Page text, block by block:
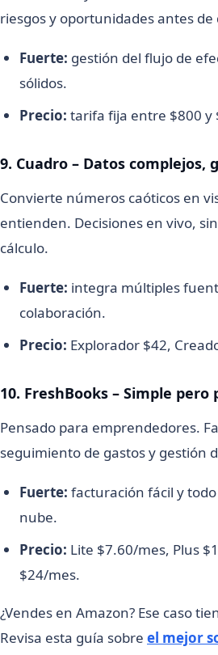
riesgos y oportunidades antes
Fuerte: gestión del flujo de
sólidos.
Precio: tarifa fija entre $800 y
9. Cuadro – Datos complejos,
Convierte números caóticos en
entienden. Decisiones en vivo,
cálculo.
Fuerte: integra múltiples
colaboración.
Precio: Explorador $42,
10. FreshBooks – Simple pero
Pensado para emprendedores.
seguimiento de gastos y gestión
Fuerte: facturación fácil y
nube.
Precio: Lite $7.60/mes, Plus
$24/mes.
¿Vendes en Amazon? Ese caso
Revisa esta guía sobre el mejor